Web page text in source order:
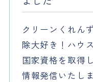
クリーンくれん
除大好き！ハウ
国家資格を取得
情報発信いたし